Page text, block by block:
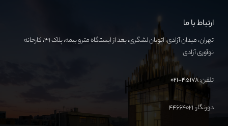
ارتباط با ما
تهران، میدان آزادی، اتوبان لشگری، بعد از ایستگاه مترو بیمه، پلاک ۳۱، کارخانه
نوآوری آزادی
تلفن:۴۵۱۷۸-۰۲۱
دورنگار: ۴۴۶۶۴۰۲۱